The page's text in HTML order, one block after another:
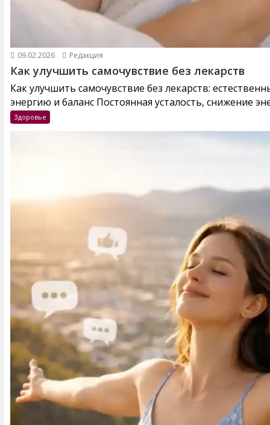
09.02.2026 Редакция
Как улучшить самочувствие без лекарств
Как улучшить самочувствие без лекарств:
энергию и баланс Постоянная усталость, снижение
Здоровье